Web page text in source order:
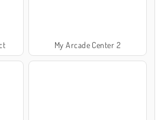
My Arcade Center 2